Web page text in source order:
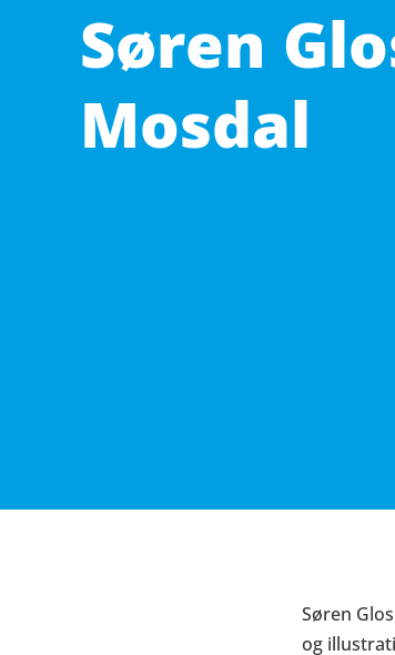
Søren
Mosdal
Søren
og